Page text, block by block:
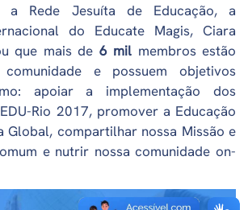
a Rede Jesuíta de Educação, a
do Educate Magis, Ciara
que mais de 6 mil membros estão
e possuem objetivos
apoiar a implementação dos
Rio 2017, promover a Educação
Global, compartilhar nossa Missão e
e nutrir nossa comunidade on-